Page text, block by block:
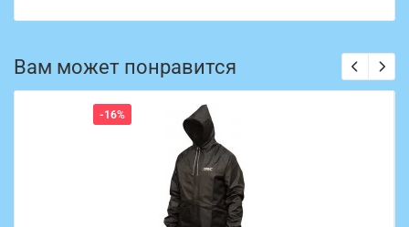
Вам может понравится